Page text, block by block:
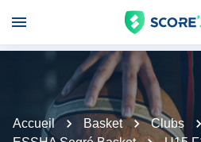
Accueil Basket Clubs